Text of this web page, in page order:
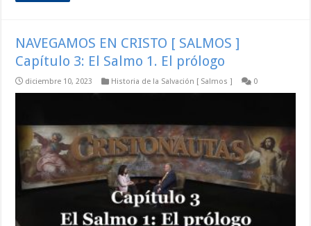
NAVEGAMOS EN CRISTO [ SALMOS ]
Capítulo 3: El Salmo 1. El prólogo
diciembre 10, 2023 Historia de la Salvación [ Salmos ] 0